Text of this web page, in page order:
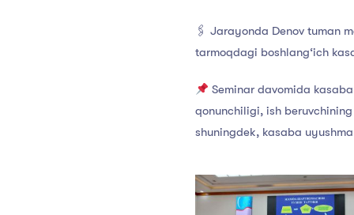
🖇 Jarayonda Denov tuman
tarmoqdagi boshlang‘ich
Seminar davomida
qonunchiligi, ish
shuningdek, kasaba